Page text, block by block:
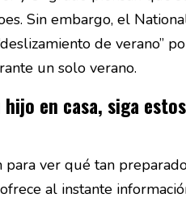
Sin embargo, el
de
un solo verano.
en casa, siga
ver qué tan
al instante